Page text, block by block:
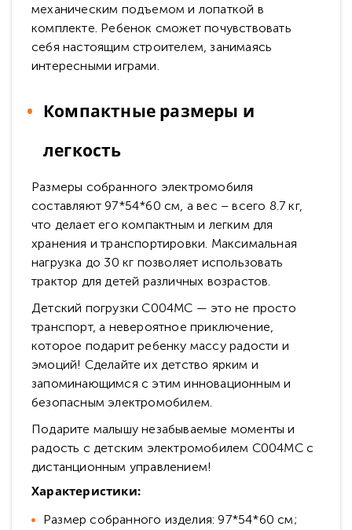
механическим подъемом и лопаткой в
комплекте. Ребенок сможет почувствовать
себя настоящим строителем, занимаясь
интересными играми.
Компактные размеры и
легкость
Размеры собранного электромобиля
составляют 97*54*60 см, а вес – всего 8.7 кг,
что делает его компактным и легким для
хранения и транспортировки. Максимальная
нагрузка до 30 кг позволяет использовать
трактор для детей различных возрастов.
Детский погрузки C004MC — это не просто
транспорт, а невероятное приключение,
которое подарит ребенку массу радости и
эмоций! Сделайте их детство ярким и
запоминающимся с этим инновационным и
безопасным электромобилем.
Подарите малышу незабываемые моменты и
радость с детским электромобилем C004MC с
дистанционным управлением!
Характеристики:
Размер собранного изделия: 97*54*60 см;